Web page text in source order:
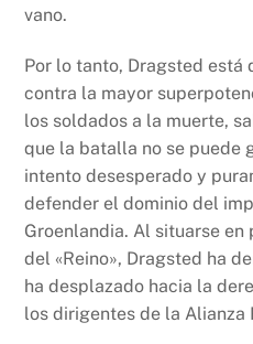
vano.
Por lo tanto, Dragsted está
contra la mayor
los soldados a la muerte,
que la batalla no se puede
intento desesperado y
defender el dominio del
Groenlandia. Al situarse en
del «Reino», Dragsted ha
ha desplazado hacia la
los dirigentes de la Alianza